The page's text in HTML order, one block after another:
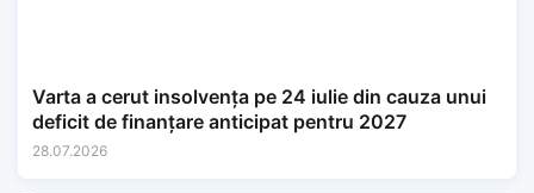
Varta a cerut insolvența pe 24 iulie din cauza unui
deficit de finanțare anticipat pentru 2027
28.07.2026